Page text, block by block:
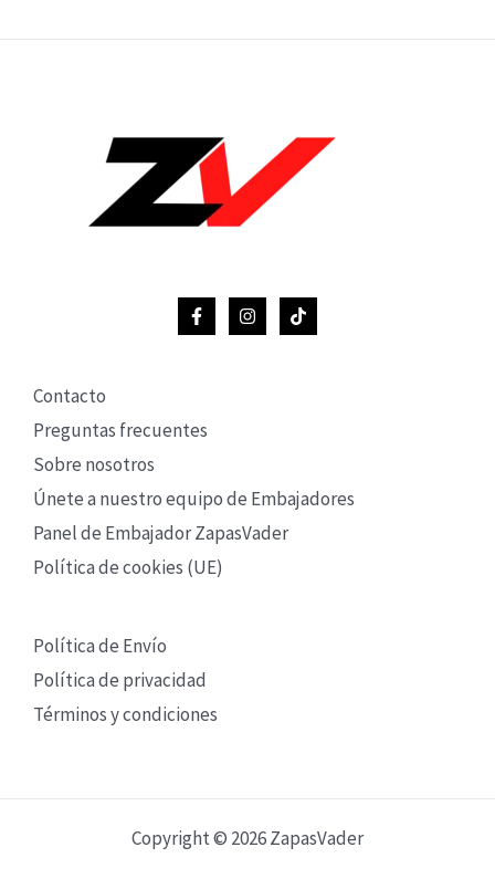
Contacto
Preguntas frecuentes
Sobre nosotros
Únete a nuestro equipo de Embajadores
Panel de Embajador ZapasVader
Política de cookies (UE)
Política de Envío
Política de privacidad
Términos y condiciones
Copyright © 2026 ZapasVader